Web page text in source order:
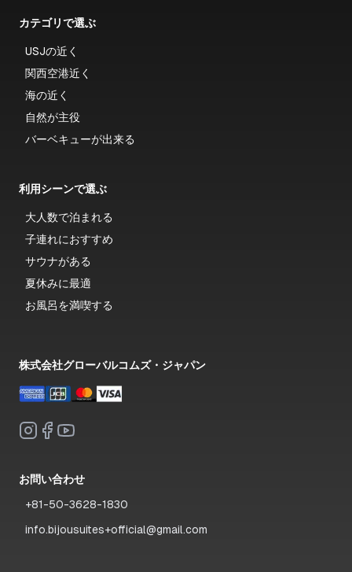
カテゴリで選ぶ
USJの近く
関西空港近く
海の近く
自然が主役
バーベキューが出来る
利用シーンで選ぶ
大人数で泊まれる
子連れにおすすめ
サウナがある
夏休みに最適
お風呂を満喫する
株式会社グローバルコムズ・ジャパン
お問い合わせ
+81-50-3628-1830
info.bijousuites+official@gmail.com